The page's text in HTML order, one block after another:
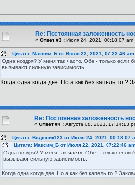
Re: Постоянная заложенность
« Ответ #3 : Июля 24, 2021, 00:18:07 am
Цитата: Максим_Б от Июля 22, 2021, 07:22:46 am
Одна ноздря? У меня так часто. Обе - только
вызывают сильную зависимость.
Когда одна когда две. Но а как без капель то
Re: Постоянная заложенность
« Ответ #4 : Августа 08, 2021, 17:14:13
Цитата: Всдшник123 от Июля 24, 2021, 00:18:07
Цитата: Максим_Б от Июля 22, 2021, 07:22:46 am
Одна ноздря? У меня так часто. Обе - только
вызывают сильную зависимость.
Когда одна когда две. Но а как без капель то ?